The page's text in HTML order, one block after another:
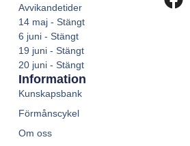
Avvikandetider
14 maj - Stängt
6 juni - Stängt
19 juni - Stängt
20 juni - Stängt
Information
Kunskapsbank
Förmånscykel
Om oss